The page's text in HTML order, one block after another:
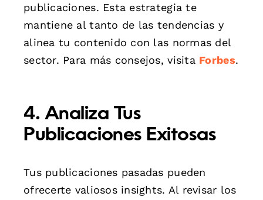
publicaciones. Esta estrategia te
mantiene al tanto de las tendencias y
alinea tu contenido con las normas del
sector. Para más consejos, visita Forbes.
4. Analiza Tus
Publicaciones Exitosas
Tus publicaciones pasadas pueden
ofrecerte valiosos insights. Al revisar los